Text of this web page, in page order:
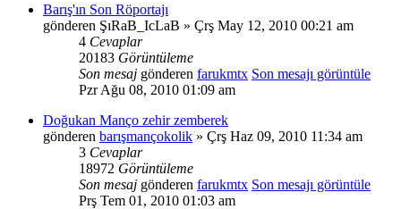
Barış'ın Son Röportajı
gönderen ŞıRaB_IcLaB » Çrş May 12, 2010 00:21 am
4 Cevaplar
20183 Görüntüleme
Son mesaj gönderen farukmtx Son mesajı görüntüle
Pzr Ağu 08, 2010 01:09 am
Doğukan Manço zehir zemberek
gönderen barışmançokolik » Çrş Haz 09, 2010 11:34 am
3 Cevaplar
18972 Görüntüleme
Son mesaj gönderen farukmtx Son mesajı görüntüle
Prş Tem 01, 2010 01:03 am